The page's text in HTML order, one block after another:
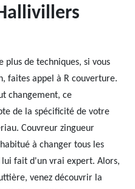
plus de techniques, si vous
faites appel à R couverture.
changement, ce
de la spécificité de votre
Couvreur zingueur
à changer tous les
fait d'un vrai expert. Alors,
venez découvrir la